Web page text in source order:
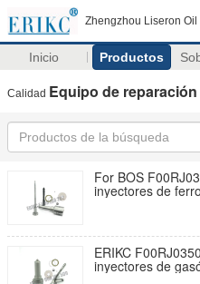
Zhengzhou Liseron Oil
Inicio Productos
Calidad Equipo de
For BOS
inyectores de
Conjunto de
ERIKC
inyectores de
reparación de